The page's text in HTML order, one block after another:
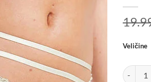
Veličine
ASOS